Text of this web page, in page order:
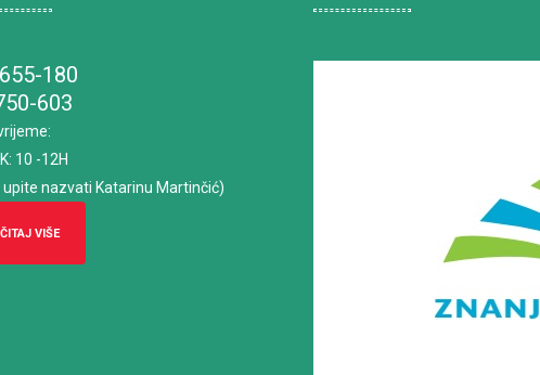
180
603
:
10 -12H
upite nazvati Katarinu Martinčić)
VIŠE